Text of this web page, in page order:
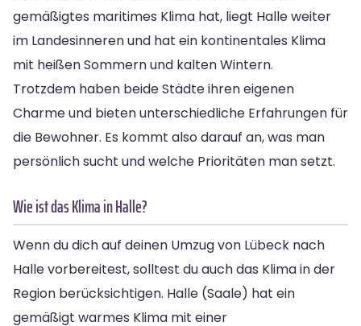
gemäßigtes maritimes Klima hat, liegt Halle weiter
im Landesinneren und hat ein kontinentales Klima
mit heißen Sommern und kalten Wintern.
Trotzdem haben beide Städte ihren eigenen
Charme und bieten unterschiedliche Erfahrungen für
die Bewohner. Es kommt also darauf an, was man
persönlich sucht und welche Prioritäten man setzt.
Wie ist das Klima in Halle?
Wenn du dich auf deinen Umzug von Lübeck nach
Halle vorbereitest, solltest du auch das Klima in der
Region berücksichtigen. Halle (Saale) hat ein
gemäßigt warmes Klima mit einer